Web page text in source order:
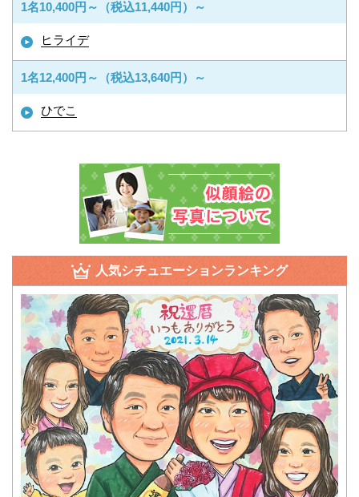
1名10,400円～（税込11,440円）～
ヒライデ
1名12,400円～（税込13,640円）～
ひでこ
人気シチュエーションランキング